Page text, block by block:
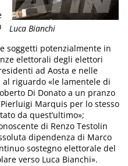
Luca Bianchi
soggetti potenzialmente in
elettorali degli elettori
ad Aosta e nelle
riguardo «le lamentele di
Di Donato a un pranzo
Marquis per lo stesso
da quest’ultimo»;
di Renzo Testolin
dipendenza di Marco
sostegno elettorale del
verso Luca Bianchi».